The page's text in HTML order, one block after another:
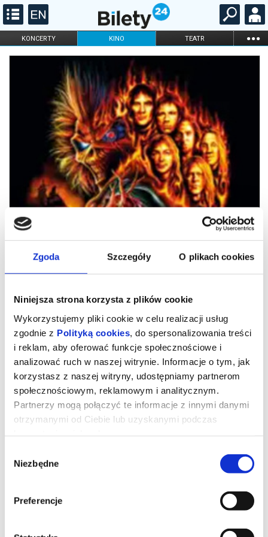
Zgoda Szczegóły O plikach cookies
Niniejsza strona korzysta z plików cookie
Wykorzystujemy pliki cookie w celu realizacji usług
zgodnie z Polityką cookies , do spersonalizowania treści
i reklam, aby oferować funkcje społecznościowe i
analizować ruch w naszej witrynie. Informacje o tym, jak
korzystasz z naszej witryny, udostępniamy partnerom
społecznościowym, reklamowym i analitycznym.
Partnerzy mogą połączyć te informacje z innymi danymi
otrzymanymi od Ciebie lub uzyskanymi podczas
zgody
Niezbędne
Preferencje
KONCERTY KINO TEATR ...
FILHARMONIA OPERA I BALET
ONLINE
IRON MAIDEN: BURNING AMBITION
pięćdziesięcioletnią drogę zespołu Iron Maiden.Obok członków
zespołu w filmie zobaczymy także znanych artystów i wielbicieli
grupy, m.in. Javiera Bardema, Larsa Ulricha oraz Chucka D, którzy
zbiega się z trwającą, dwuletnią światową trasą koncertową "Run